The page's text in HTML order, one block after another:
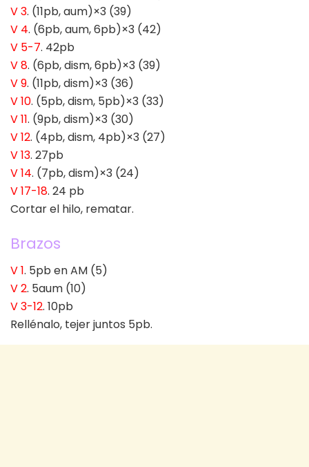
V 3. (11pb, aum)×3 (39)
V 4. (6pb, aum, 6pb)×3 (42)
V 5-7. 42pb
V 8. (6pb, dism, 6pb)×3 (39)
V 9. (11pb, dism)×3 (36)
V 10. (5pb, dism, 5pb)×3 (33)
V 11. (9pb, dism)×3 (30)
V 12. (4pb, dism, 4pb)×3 (27)
V 13. 27pb
V 14. (7pb, dism)×3 (24)
V 17-18. 24 pb
Cortar el hilo, rematar.
Brazos
V 1. 5pb en AM (5)
V 2. 5aum (10)
V 3-12. 10pb
Rellénalo, tejer juntos 5pb.